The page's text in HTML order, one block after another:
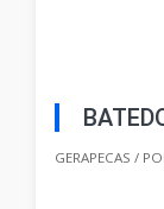
GERAPECAS /